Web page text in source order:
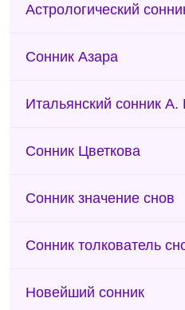
Астрологический
Сонник Азара
Итальянский сонник А.
Сонник Цветкова
Сонник значение снов
Сонник толкователь
Новейший сонник